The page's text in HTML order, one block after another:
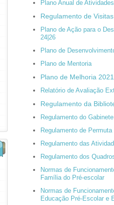
Plano Anual de
Regulamento de
Plano de Ação para o
24|26
Plano de
Plano de Mentoria
Plano de Melhoria
Relatório de Avaliação
Regulamento da
Regulamento do
Regulamento de
Regulamento das
Regulamento dos
Normas de
Família do Pré-escolar
Normas de
Educação Pré-Escolar e